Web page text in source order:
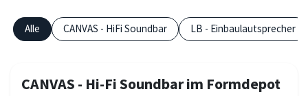
Alle CANVAS - HiFi Soundbar LB - Einbaulautsprecher
CANVAS - Hi-Fi Soundbar im Formdepot